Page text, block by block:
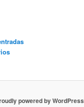
powered by WordPress